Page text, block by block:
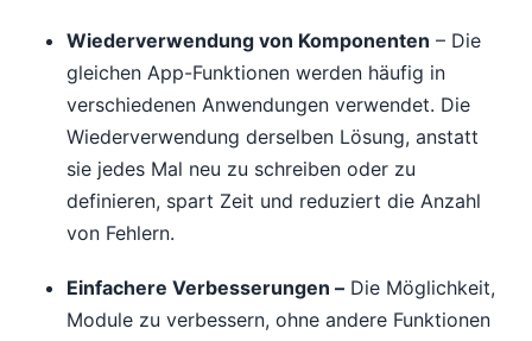
Wiederverwendung von Komponenten – Die
gleichen App-Funktionen werden häufig in
verschiedenen Anwendungen verwendet. Die
Wiederverwendung derselben Lösung, anstatt
sie jedes Mal neu zu schreiben oder zu
definieren, spart Zeit und reduziert die Anzahl
von Fehlern.
Einfachere Verbesserungen – Die Möglichkeit,
Module zu verbessern, ohne andere Funktionen